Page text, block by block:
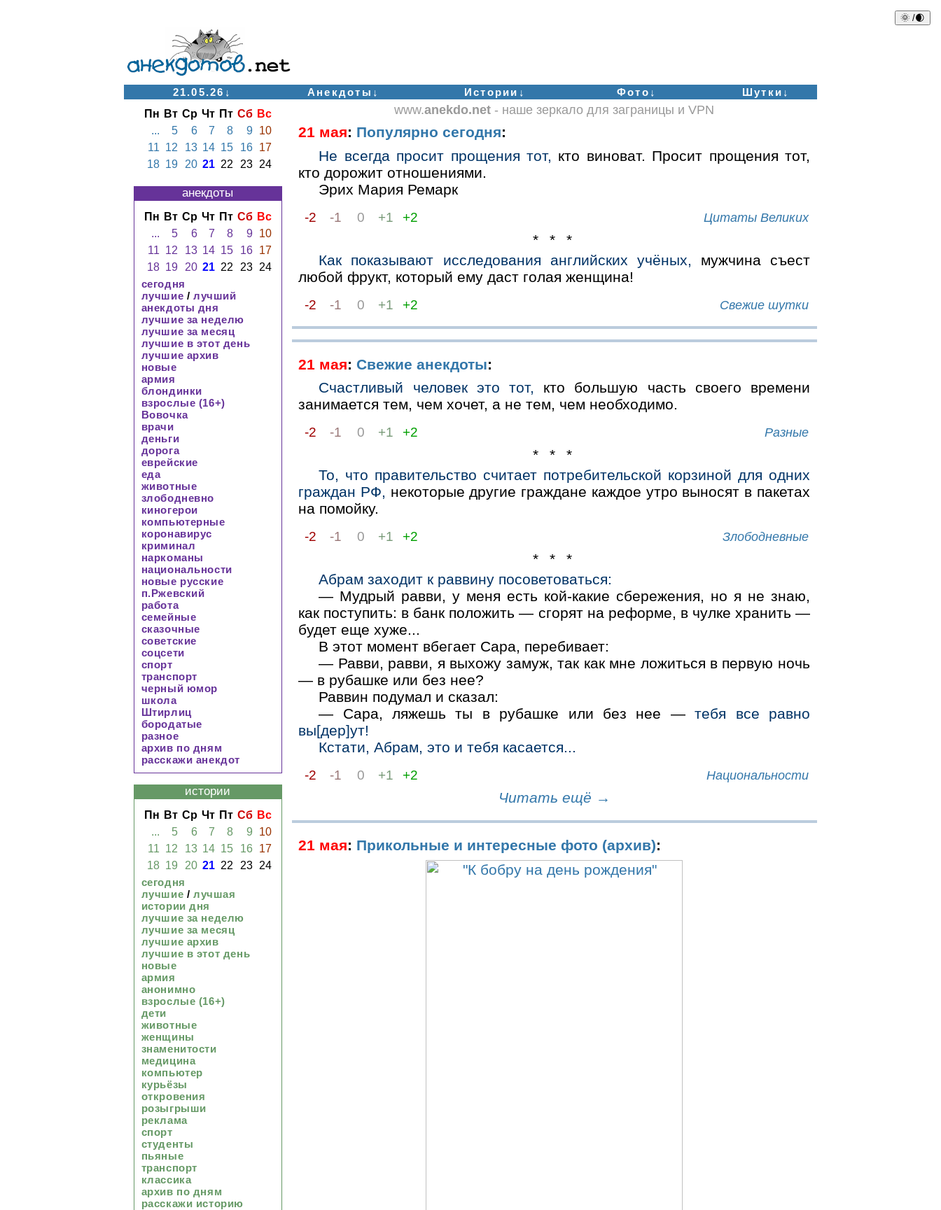
🌞 /🌒
21.05.26↓ Анекдоты↓ Истории↓ Фото↓ Шутки↓
www.anekdo.net - наше зеркало для заграницы и VPN
21 мая: Популярно сегодня:
Не всегда просит прощения тот, кто виноват. Просит прощения тот,
кто дорожит отношениями.
Эрих Мария Ремарк
-2 -1 0 +1 +2 Цитаты Великих
* * *
Как показывают исследования английских учёных, мужчина съест
любой фрукт, который ему даст голая женщина!
-2 -1 0 +1 +2 Свежие шутки
21 мая: Свежие анекдоты:
Счастливый человек это тот, кто большую часть своего времени
занимается тем, чем хочет, а не тем, чем необходимо.
-2 -1 0 +1 +2 Разные
* * *
То, что правительство считает потребительской корзиной для одних
граждан РФ, некоторые другие граждане каждое утро выносят в пакетах
на помойку.
-2 -1 0 +1 +2 Злободневные
* * *
Абрам заходит к раввину посоветоваться:
— Мудрый равви, у меня есть кой-какие сбережения, но я не знаю,
как поступить: в банк положить — сгорят на реформе, в чулке хранить —
будет еще хуже...
В этот момент вбегает Сара, перебивает:
— Равви, равви, я выхожу замуж, так как мне ложиться в первую ночь
— в рубашке или без нее?
Раввин подумал и сказал:
— Сара, ляжешь ты в рубашке или без нее —тебя все равно
вы[дер]ут!
Кстати, Абрам, это и тебя касается...
-2 -1 0 +1 +2 Национальности
Читать ещё →
21 мая: Прикольные и интересные фото (архив):
Пн Вт Ср Чт Пт Сб Вс
...
5 6 7 8 9
10
11 12 13 14 15 16
17
18 19 20 21 22 23 24
анекдоты
Пн Вт Ср Чт Пт Сб Вс
...
5 6 7 8 9
10
11 12 13 14 15 16
17
18 19 20 21 22 23
24
сегодня
лучшие / лучший
анекдоты дня
лучшие за неделю
лучшие за месяц
лучшие в этот день
лучшие архив
новые
армия
блондинки
взрослые (16+)
Вовочка
врачи
деньги
дорога
еврейские
еда
животные
злободневно
киногерои
компьютерные
коронавирус
криминал
наркоманы
национальности
новые русские
п.Ржевский
работа
семейные
сказочные
советские
соцсети
спорт
транспорт
черный юмор
школа
Штирлиц
бородатые
разное
архив по дням
расскажи анекдот
истории
Пн Вт Ср Чт Пт Сб Вс
...
5 6 7 8 9
10
11 12 13 14 15 16
17
18 19 20 21 22 23
24
сегодня
лучшие / лучшая
истории дня
лучшие за неделю
лучшие за месяц
лучшие архив
лучшие в этот день
новые
армия
анонимно
взрослые (16+)
дети
животные
женщины
знаменитости
медицина
компьютер
курьёзы
откровения
розыгрыши
реклама
спорт
студенты
пьяные
транспорт
классика
архив по дням
расскажи историю